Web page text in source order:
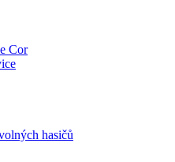
Cor
hasičů